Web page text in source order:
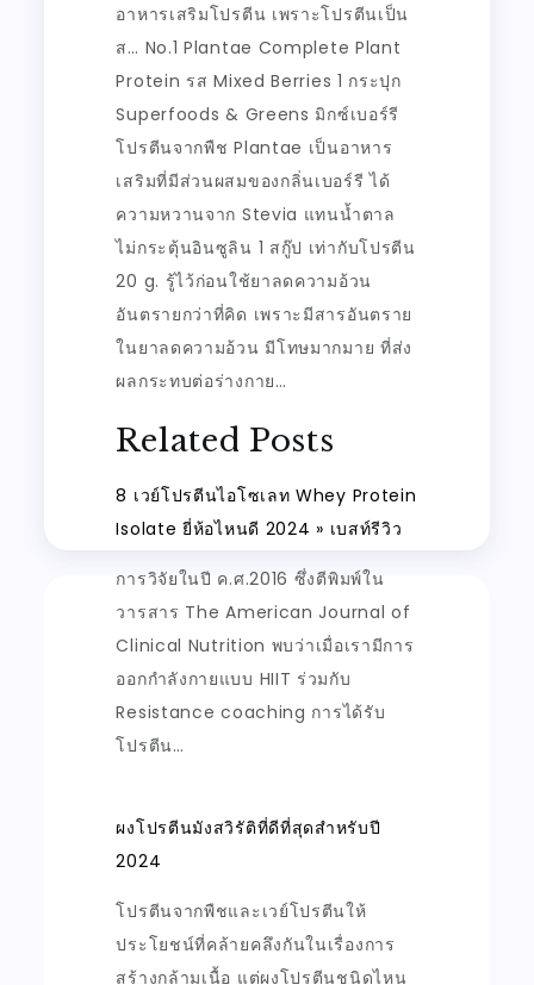
อาหารเสริมโปรตีน เพราะโปรตีนเป็น
ส… No.1 Plantae Complete Plant
Protein รส Mixed Berries 1 กระปุก
Superfoods & Greens มิกซ์เบอร์รี
โปรตีนจากพืช Plantae เป็นอาหาร
เสริมที่มีส่วนผสมของกลิ่นเบอร์รี ได้
ความหวานจาก Stevia แทนน้ำตาล
ไม่กระตุ้นอินซูลิน 1 สกู๊ป เท่ากับโปรตีน
20 g. รู้ไว้ก่อนใช้ยาลดความอ้วน
อันตรายกว่าที่คิด เพราะมีสารอันตราย
ในยาลดความอ้วน มีโทษมากมาย ที่ส่ง
ผลกระทบต่อร่างกาย…
Related Posts
8 เวย์โปรตีนไอโซเลท Whey Protein
Isolate ยี่ห้อไหนดี 2024 » เบสท์รีวิว
การวิจัยในปี ค.ศ.2016 ซึ่งตีพิมพ์ใน
วารสาร The American Journal of
Clinical Nutrition พบว่าเมื่อเรามีการ
ออกกำลังกายแบบ HIIT ร่วมกับ
Resistance coaching การได้รับ
โปรตีน…
ผงโปรตีนมังสวิรัติที่ดีที่สุดสำหรับปี
2024
โปรตีนจากพืชและเวย์โปรตีนให้
ประโยชน์ที่คล้ายคลึงกันในเรื่องการ
สร้างกล้ามเนื้อ แต่ผงโปรตีนชนิดไหน